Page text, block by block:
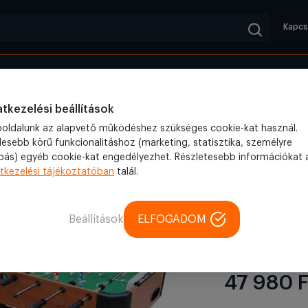
Csocsó asztal, asztali foci, csocsóasztal (MD018)
Csocsó asztal
47 980
beállítások
az alapvető működéshez szükséges cookie-kat használ.
körű funkcionalitáshoz (marketing, statisztika, személyre
egyéb cookie-kat engedélyezhet. Részletesebb információkat
tájékoztatóban talál.
Beállítások ELFOGADOM